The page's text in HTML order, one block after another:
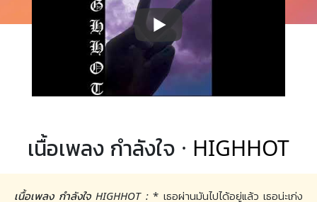
เนื้อเพลง กำลังใจ · HIGHHOT
เนื้อเพลง กำลังใจ HIGHHOT : * เธอผ่านมันไปได้อยู่แล้ว เธอน่ะเก่ง